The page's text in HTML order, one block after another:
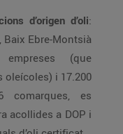
d’origen d’oli:
Baix Ebre-Montsià
(que
oleícoles) i 17.200
comarques, es
acollides a DOP i